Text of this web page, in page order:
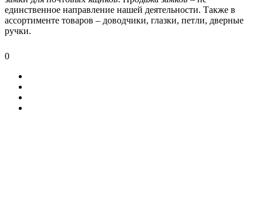
единственное направление нашей деятельности. Также в
ассортименте товаров – доводчики, глазки, петли, дверные
ручки.
0